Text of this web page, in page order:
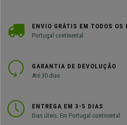
ENVIO GRÁTIS EM TODOS OS
Portugal continental
GARANTIA DE DEVOLUÇÃO
Até 30 dias
ENTREGA EM 3-5 DIAS
Dias úteis. Em Portugal continental